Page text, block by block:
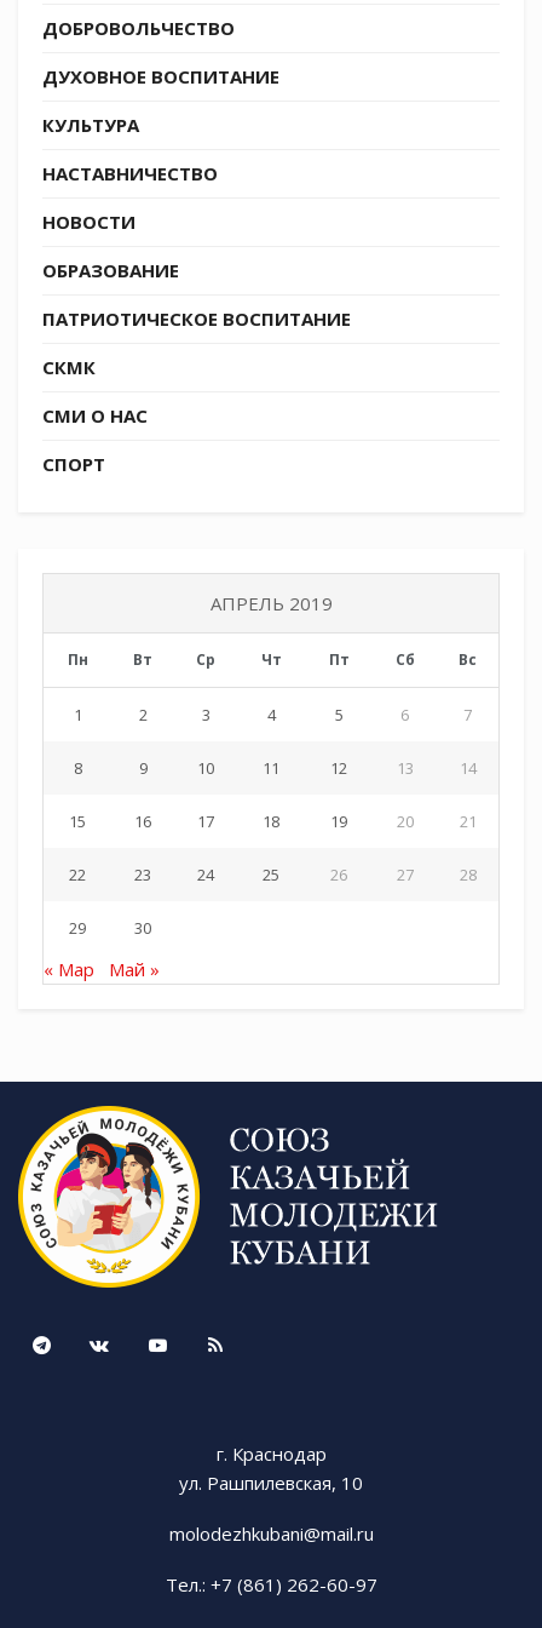
ДОБРОВОЛЬЧЕСТВО
ДУХОВНОЕ ВОСПИТАНИЕ
КУЛЬТУРА
НАСТАВНИЧЕСТВО
НОВОСТИ
ОБРАЗОВАНИЕ
ПАТРИОТИЧЕСКОЕ ВОСПИТАНИЕ
СКМК
СМИ О НАС
СПОРТ
АПРЕЛЬ 2019
Пн Вт Ср Чт Пт Сб Вс
1 2 3 4 5 6 7
8 9 10 11 12 13 14
15 16 17 18 19 20 21
22 23 24 25 26 27 28
29 30
« Мар Май »
г. Краснодар
ул. Рашпилевская, 10
molodezhkubani@mail.ru
Тел.: +7 (861) 262-60-97